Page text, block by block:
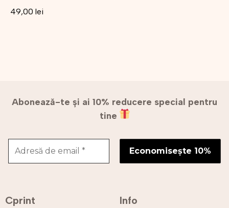
49,00 lei
Abonează-te și ai 10% reducere special pentru
tine
Cprint Info